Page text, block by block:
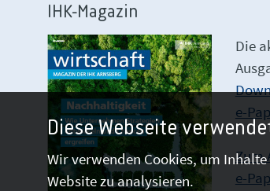
IHK-Magazin
Die
e-
Zum
e-
Diese Webseite
Wir verwenden Cookies, um
Website zu analysieren.